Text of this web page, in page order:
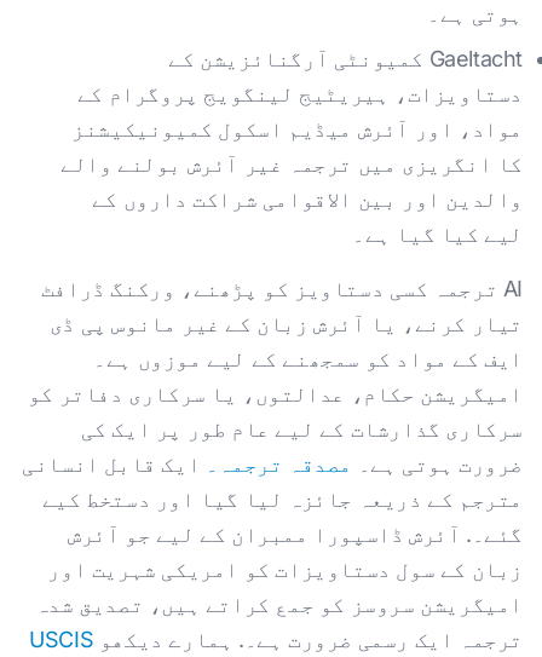
ہوتی ہے۔
Gaeltacht کمیونٹی آرگنائزیشن کے
دستاویزات، ہیریٹیج لینگویج پروگرام کے
مواد، اور آئرش میڈیم اسکول کمیونیکیشنز
کا انگریزی میں ترجمہ غیر آئرش بولنے والے
والدین اور بین الاقوامی شراکت داروں کے
لیے کیا گیا ہے۔
AI ترجمہ کسی دستاویز کو پڑھنے، ورکنگ ڈرافٹ
تیار کرنے، یا آئرش زبان کے غیر مانوس پی ڈی
ایف کے مواد کو سمجھنے کے لیے موزوں ہے۔
امیگریشن حکام، عدالتوں، یا سرکاری دفاتر کو
سرکاری گذارشات کے لیے عام طور پر ایک کی
ضرورت ہوتی ہے۔ مصدقہ ترجمہ۔ ایک قابل انسانی
مترجم کے ذریعہ جائزہ لیا گیا اور دستخط کیے
گئے۔. آئرش ڈاسپورا ممبران کے لیے جو آئرش
زبان کے سول دستاویزات کو امریکی شہریت اور
امیگریشن سروسز کو جمع کراتے ہیں، تصدیق شدہ
ترجمہ ایک رسمی ضرورت ہے۔. ہمارے دیکھو USCIS